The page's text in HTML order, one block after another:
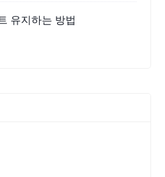
유지하는 방법